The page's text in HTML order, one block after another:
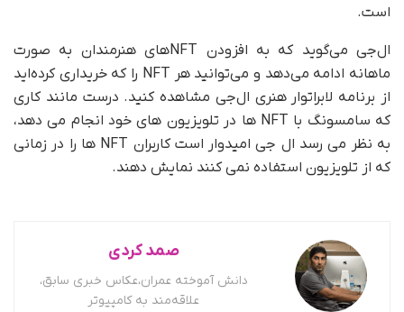
است.
ال‌جی می‌گوید که به افزودن NFTهای هنرمندان به صورت
ماهانه ادامه می‌دهد و می‌توانید هر NFT را که خریداری کرده‌اید
از برنامه لابراتوار هنری ال‌جی مشاهده کنید. درست مانند کاری
که سامسونگ با NFT ها در تلویزیون های خود انجام می دهد،
به نظر می رسد ال جی امیدوار است کاربران NFT ها را در زمانی
که از تلویزیون استفاده نمی کنند نمایش دهند.
صمد کردی
دانش آموخته عمران،عکاس خبری سابق،
علاقه‌مند به کامپیوتر